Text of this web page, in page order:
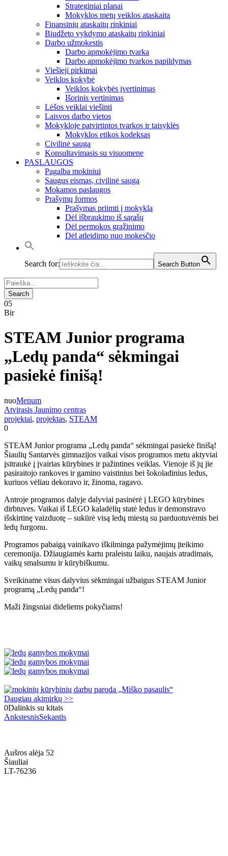
Strateginiai planai
Mokyklos metų veiklos ataskaita
Finansinių ataskaitų rinkiniai
Biudžeto vykdymo ataskaitų rinkiniai
Darbo užmokestis
Darbo apmokėjimo tvarka
Darbo apmokėjimo tvarkos papildymas
Viešieji pirkimai
Veiklos kokybė
Veiklos kokybės įvertinimas
Išorinis vertinimas
Lėšos veiklai viešinti
Laisvos darbo vietos
Mokykloje patvirtintos tvarkos ir taisyklės
Mokyklos etikos kodeksas
Civilinė sauga
Konsultavimasis su visuomene
PASLAUGOS
Pagalba mokiniui
Saugus eismas, civilinė sauga
Mokamos paslaugos
Prašymų formos
Prašymas priimti į mokyklą
Dėl išbraukimo iš sąrašų
Dėl permokos grąžinimo
Dėl atleidimo nuo mokesčio
Search for: Search Button
05
Bir
STEAM Junior programa
„Ledų panda“ sėkmingai
pasiekė finišą!
nuoMenum
Atvirasis Jaunimo centras
projektai, projektas, STEAM
0
STEAM Junior programa „Ledų panda“ sėkmingai pasiekė finišą!
Šiaulių Santarvės gimnazijos vaikai visos programos metu aktyviai
įsitraukė į įvairias kūrybines ir pažintines veiklas. Vienoje iš jų jie
pasiraitojo rankoves ir gamino vaistinius bei šokoladinius ledus,
kuriuos vėliau dekoravo ir, žinoma, ragavo.
Antroje programos dalyje dalyviai pasinėrė į LEGO kūrybines
dirbtuves. Vaikai iš LEGO kaladėlių statė ledus ir demonstravo
išskirtinę vaizduotę – sukūrė visą ledų miestą su parduotuvėmis bei
ledų furgonu.
Programos pabaigą vainikavo iškilminga pažymėjimų įteikimo
ceremonija. Džiaugiamės kartu praleistu laiku, naujais atradimais,
vaikų smalsumu ir kūrybiškumu.
Sveikiname visus dalyvius sėkmingai užbaigus STEAM Junior
programą „Ledų panda“!
Maži žingsniai dideliems pokyčiams!
Daugiau akimirkų >>
0Dalinkis su kitais
AnkstesnisSekantis
Aušros alėja 52
Šiauliai
LT-76236